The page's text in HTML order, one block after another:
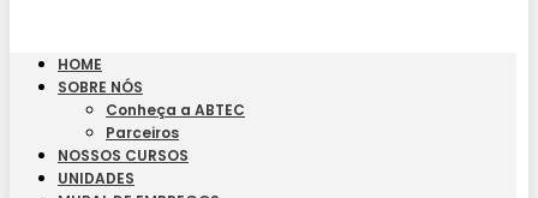
HOME
SOBRE NÓS
Conheça a ABTEC
Parceiros
NOSSOS CURSOS
UNIDADES